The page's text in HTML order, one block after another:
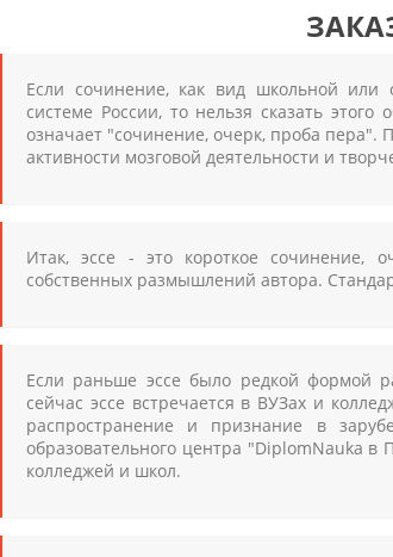
Если сочинение, как вид школьной или
системе России, то нельзя сказать
означает "сочинение, очерк, проба пера".
активности мозговой деятельности и
Итак, эссе - это короткое сочинение,
собственных размышлений автора.
Если раньше эссе было редкой формой
сейчас эссе встречается в ВУЗах и
распространение и признание в
образовательного центра "DiplomNauka в
колледжей и школ.